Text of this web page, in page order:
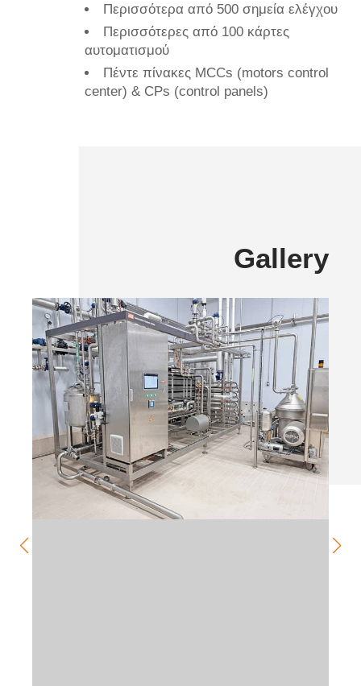
Περισσότερα από 500 σημεία ελέγχου
Περισσότερες από 100 κάρτες
αυτοματισμού
Πέντε πίνακες MCCs (motors control
center) & CPs (control panels)
Gallery